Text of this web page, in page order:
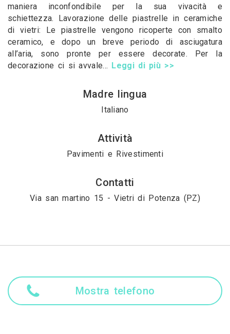
maniera inconfondibile per la sua vivacità e
schiettezza. Lavorazione delle piastrelle in ceramiche
di vietri: Le piastrelle vengono ricoperte con smalto
ceramico, e dopo un breve periodo di asciugatura
all’aria, sono pronte per essere decorate. Per la
decorazione ci si avvale... Leggi di più >>
Madre lingua
Italiano
Attività
Pavimenti e Rivestimenti
Contatti
Via san martino 15 - Vietri di Potenza (PZ)
Mostra telefono